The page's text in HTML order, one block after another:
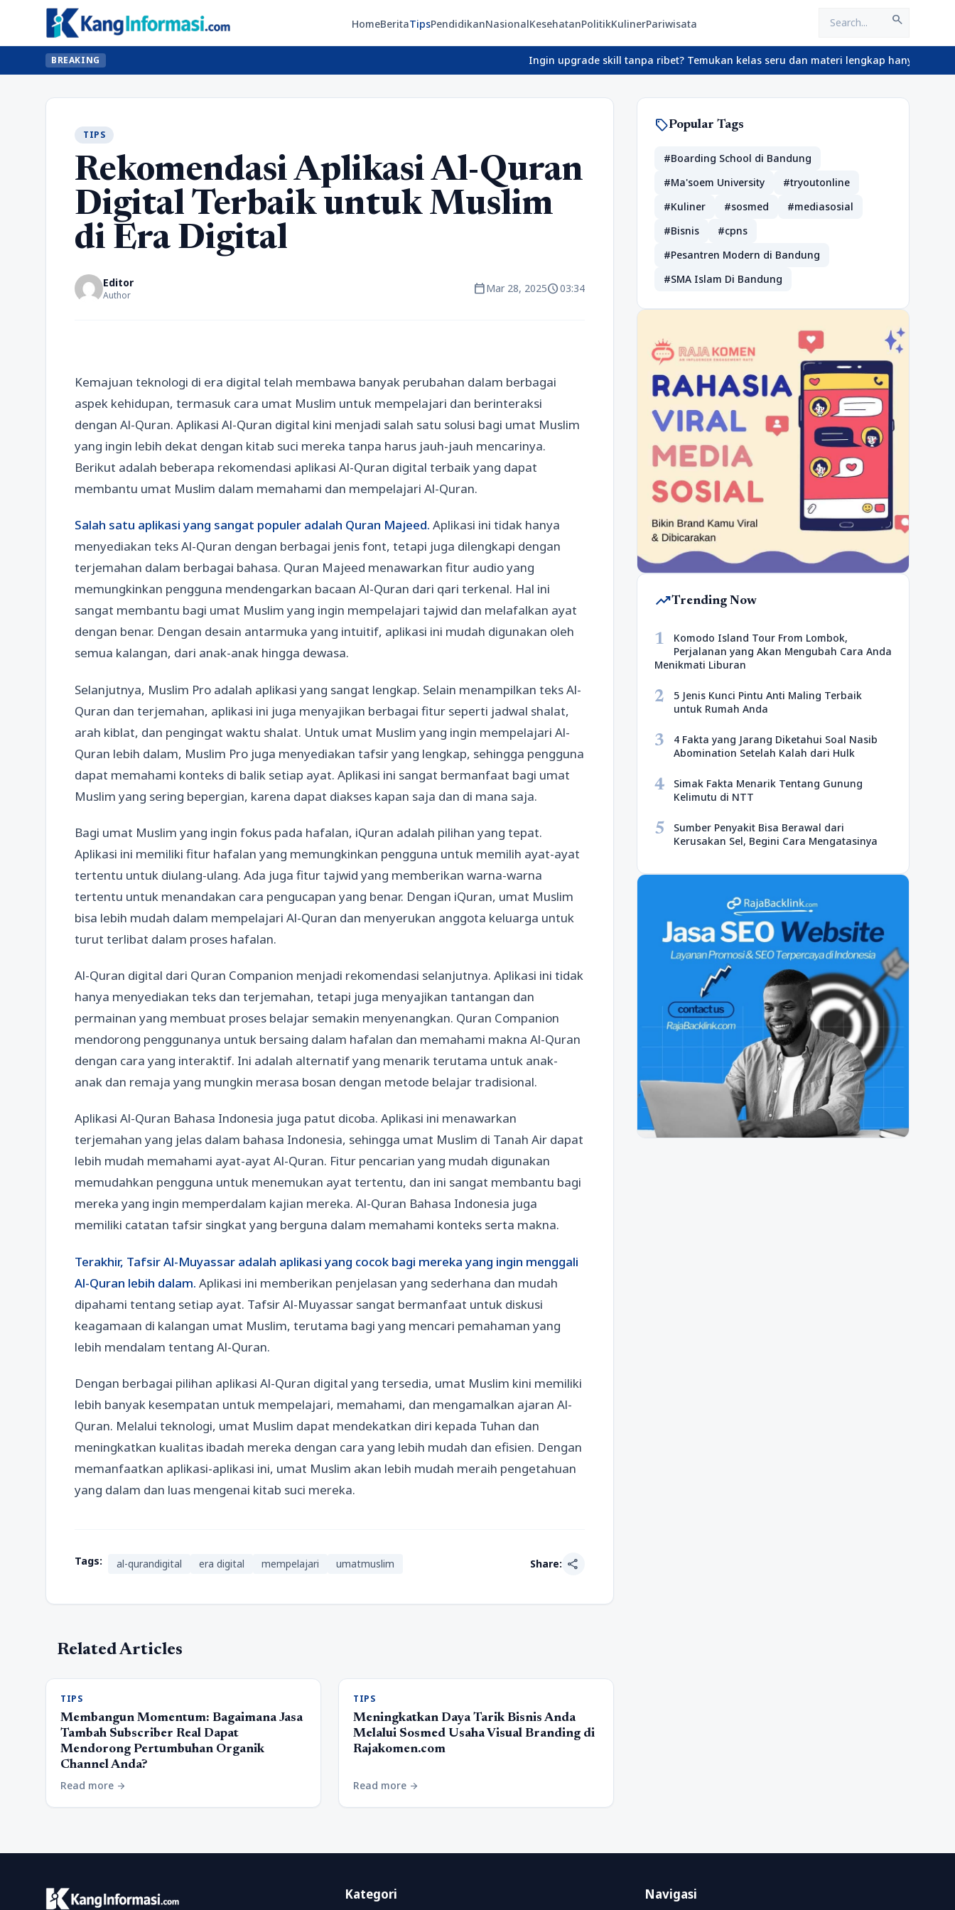
HomeBeritaTipsPendidikanNasionalKesehatanPolitikKulinerPariwisata search
BREAKING Ingin upgrade skill tanpa ribet? Temukan kelas seru dan materi lengkap hanya di
TIPS
Rekomendasi Aplikasi Al-Quran
Digital Terbaik untuk Muslim
di Era Digital
Editor
Author calendar_todayMar 28, 2025schedule03:34
Kemajuan teknologi di era digital telah membawa banyak perubahan dalam berbagai
aspek kehidupan, termasuk cara umat Muslim untuk mempelajari dan berinteraksi
dengan Al-Quran. Aplikasi Al-Quran digital kini menjadi salah satu solusi bagi umat Muslim
yang ingin lebih dekat dengan kitab suci mereka tanpa harus jauh-jauh mencarinya.
Berikut adalah beberapa rekomendasi aplikasi Al-Quran digital terbaik yang dapat
membantu umat Muslim dalam memahami dan mempelajari Al-Quran.
Salah satu aplikasi yang sangat populer adalah Quran Majeed. Aplikasi ini tidak hanya
menyediakan teks Al-Quran dengan berbagai jenis font, tetapi juga dilengkapi dengan
terjemahan dalam berbagai bahasa. Quran Majeed menawarkan fitur audio yang
memungkinkan pengguna mendengarkan bacaan Al-Quran dari qari terkenal. Hal ini
sangat membantu bagi umat Muslim yang ingin mempelajari tajwid dan melafalkan ayat
dengan benar. Dengan desain antarmuka yang intuitif, aplikasi ini mudah digunakan oleh
semua kalangan, dari anak-anak hingga dewasa.
Selanjutnya, Muslim Pro adalah aplikasi yang sangat lengkap. Selain menampilkan teks Al-
Quran dan terjemahan, aplikasi ini juga menyajikan berbagai fitur seperti jadwal shalat,
arah kiblat, dan pengingat waktu shalat. Untuk umat Muslim yang ingin mempelajari Al-
Quran lebih dalam, Muslim Pro juga menyediakan tafsir yang lengkap, sehingga pengguna
dapat memahami konteks di balik setiap ayat. Aplikasi ini sangat bermanfaat bagi umat
Muslim yang sering bepergian, karena dapat diakses kapan saja dan di mana saja.
Bagi umat Muslim yang ingin fokus pada hafalan, iQuran adalah pilihan yang tepat.
Aplikasi ini memiliki fitur hafalan yang memungkinkan pengguna untuk memilih ayat-ayat
tertentu untuk diulang-ulang. Ada juga fitur tajwid yang memberikan warna-warna
tertentu untuk menandakan cara pengucapan yang benar. Dengan iQuran, umat Muslim
bisa lebih mudah dalam mempelajari Al-Quran dan menyerukan anggota keluarga untuk
turut terlibat dalam proses hafalan.
Al-Quran digital dari Quran Companion menjadi rekomendasi selanjutnya. Aplikasi ini tidak
hanya menyediakan teks dan terjemahan, tetapi juga menyajikan tantangan dan
permainan yang membuat proses belajar semakin menyenangkan. Quran Companion
mendorong penggunanya untuk bersaing dalam hafalan dan memahami makna Al-Quran
dengan cara yang interaktif. Ini adalah alternatif yang menarik terutama untuk anak-
anak dan remaja yang mungkin merasa bosan dengan metode belajar tradisional.
Aplikasi Al-Quran Bahasa Indonesia juga patut dicoba. Aplikasi ini menawarkan
terjemahan yang jelas dalam bahasa Indonesia, sehingga umat Muslim di Tanah Air dapat
lebih mudah memahami ayat-ayat Al-Quran. Fitur pencarian yang mudah digunakan
memudahkan pengguna untuk menemukan ayat tertentu, dan ini sangat membantu bagi
mereka yang ingin memperdalam kajian mereka. Al-Quran Bahasa Indonesia juga
memiliki catatan tafsir singkat yang berguna dalam memahami konteks serta makna.
Terakhir, Tafsir Al-Muyassar adalah aplikasi yang cocok bagi mereka yang ingin menggali
Al-Quran lebih dalam. Aplikasi ini memberikan penjelasan yang sederhana dan mudah
dipahami tentang setiap ayat. Tafsir Al-Muyassar sangat bermanfaat untuk diskusi
keagamaan di kalangan umat Muslim, terutama bagi yang mencari pemahaman yang
lebih mendalam tentang Al-Quran.
Dengan berbagai pilihan aplikasi Al-Quran digital yang tersedia, umat Muslim kini memiliki
lebih banyak kesempatan untuk mempelajari, memahami, dan mengamalkan ajaran Al-
Quran. Melalui teknologi, umat Muslim dapat mendekatkan diri kepada Tuhan dan
meningkatkan kualitas ibadah mereka dengan cara yang lebih mudah dan efisien. Dengan
memanfaatkan aplikasi-aplikasi ini, umat Muslim akan lebih mudah meraih pengetahuan
yang dalam dan luas mengenai kitab suci mereka.
Tags: al-qurandigital era digital mempelajari umatmuslim Share: share
Related Articles
TIPS
Membangun Momentum: Bagaimana Jasa
Tambah Subscriber Real Dapat
Mendorong Pertumbuhan Organik
Channel Anda?
Read more arrow_forward
TIPS
Meningkatkan Daya Tarik Bisnis Anda
Melalui Sosmed Usaha Visual Branding di
Rajakomen.com
Read more arrow_forward
sellPopular Tags
#Boarding School di Bandung
#Ma'soem University
#tryoutonline
#Kuliner
#sosmed
#mediasosial
#Bisnis
#cpns
#Pesantren Modern di Bandung
#SMA Islam Di Bandung
trending_upTrending Now
1
Komodo Island Tour From Lombok,
Perjalanan yang Akan Mengubah Cara Anda
Menikmati Liburan
2
5 Jenis Kunci Pintu Anti Maling Terbaik
untuk Rumah Anda
3
4 Fakta yang Jarang Diketahui Soal Nasib
Abomination Setelah Kalah dari Hulk
4
Simak Fakta Menarik Tentang Gunung
Kelimutu di NTT
5
Sumber Penyakit Bisa Berawal dari
Kerusakan Sel, Begini Cara Mengatasinya
Kategori Navigasi